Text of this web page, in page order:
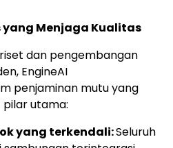
Menjaga Kualitas
dan pengembangan
EngineAI
penjaminan mutu yang
utama:
yang terkendali:Seluruh